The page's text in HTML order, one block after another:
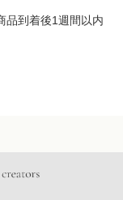
品到着後1週間以内